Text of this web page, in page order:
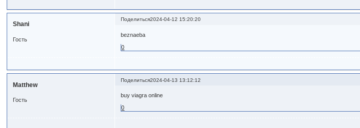
Поделиться2024-04-12 15:20:20
Shani
Гость
beznaeba
0
Поделиться2024-04-13 13:12:12
Matthew
Гость
buy viagra online
0